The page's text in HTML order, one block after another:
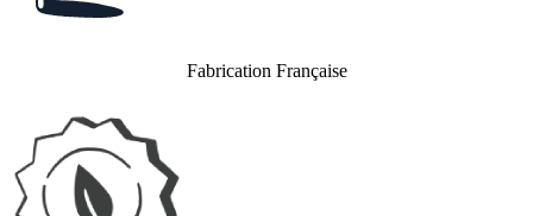
Fabrication Française